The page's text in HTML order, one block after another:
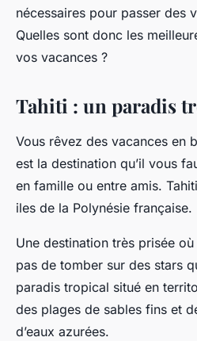
nécessaires pour passer des
Quelles sont donc les
vos vacances ?
Tahiti : un paradis
Vous rêvez des vacances en
est la destination qu’il vous
en famille ou entre amis.
iles de la Polynésie française.
Une destination très prisée
pas de tomber sur des stars
paradis tropical situé en
des plages de sables fins et
d’eaux azurées.